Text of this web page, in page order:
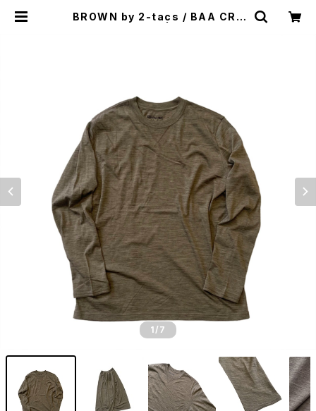
BROWN by 2-tacs / BAA CRE
1 /7